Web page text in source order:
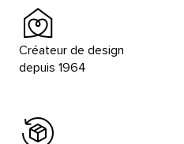
Créateur de design
depuis 1964